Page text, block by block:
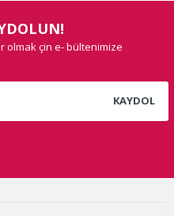
olmak çin e- bültenimize
KAYDOL